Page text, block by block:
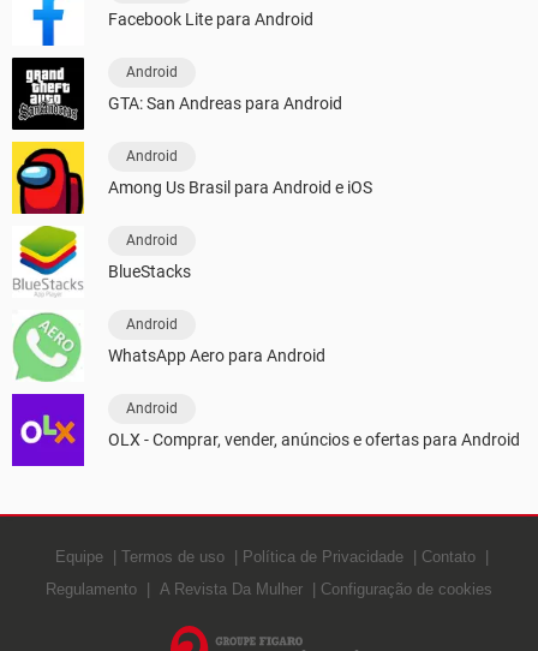
Facebook Lite para Android
Android
GTA: San Andreas para Android
Android
Among Us Brasil para Android e iOS
Android
BlueStacks
Android
WhatsApp Aero para Android
Android
OLX - Comprar, vender, anúncios e ofertas para Android
Equipe Termos de uso Política de Privacidade
Contato
Regulamento
A Revista Da Mulher Configuração de cookies